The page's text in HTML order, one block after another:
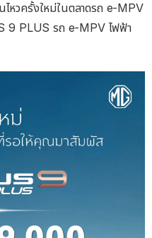
ไหวครั้งใหม่ในตลาดรถ e-MPV
9 PLUS รถ e-MPV ไฟฟ้า